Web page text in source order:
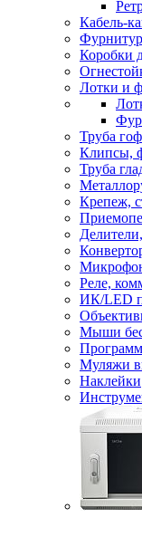
Кабель-
Коробки
Лотки и
Труба
Клипсы,
Труба
Крепеж,
Реле,
ИК/LED
Мыши
Муляжи
Наклейки